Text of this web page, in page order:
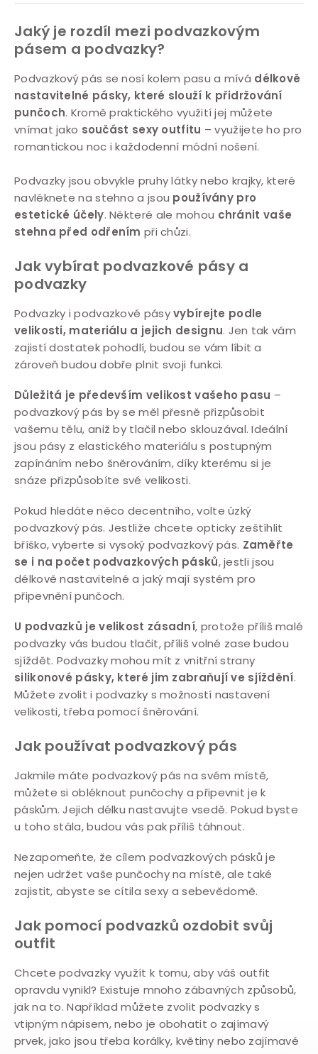
Jaký je rozdíl mezi podvazkovým
pásem a podvazky?
Podvazkový pás se nosí kolem pasu a mívá délkově
nastavitelné pásky, které slouží k přidržování
punčoch. Kromě praktického využití jej můžete
vnímat jako součást sexy outfitu – využijete ho pro
romantickou noc i každodenní módní nošení.
Podvazky jsou obvykle pruhy látky nebo krajky, které
navléknete na stehno a jsou používány pro
estetické účely. Některé ale mohou chránit vaše
stehna před odřením při chůzi.
Jak vybírat podvazkové pásy a
podvazky
Podvazky i podvazkové pásyvybírejte podle
velikosti, materiálu a jejich designu. Jen tak vám
zajistí dostatek pohodlí, budou se vám líbit a
zároveň budou dobře plnit svoji funkci.
Důležitá je především velikost vašeho pasu –
podvazkový pás by se měl přesně přizpůsobit
vašemu tělu, aniž by tlačil nebo sklouzával. Ideální
jsou pásy z elastického materiálu s postupným
zapínáním nebo šněrováním, díky kterému si je
snáze přizpůsobíte své velikosti.
Pokud hledáte něco decentního, volte úzký
podvazkový pás. Jestliže chcete opticky zeštíhlit
bříško, vyberte si vysoký podvazkový pás. Zaměřte
se i na počet podvazkových pásků, jestli jsou
délkově nastavitelné a jaký mají systém pro
připevnění punčoch.
U podvazků je velikost zásadní, protože příliš malé
podvazky vás budou tlačit, příliš volné zase budou
sjíždět. Podvazky mohou mít z vnitřní strany
silikonové pásky, které jim zabraňují ve sjíždění.
Můžete zvolit i podvazky s možností nastavení
velikosti, třeba pomocí šněrování.
Jak používat podvazkový pás
Jakmile máte podvazkový pás na svém místě,
můžete si obléknout punčochy a připevnit je k
páskům. Jejich délku nastavujte vsedě. Pokud byste
u toho stála, budou vás pak příliš táhnout.
Nezapomeňte, že cílem podvazkových pásků je
nejen udržet vaše punčochy na místě, ale také
zajistit, abyste se cítila sexy a sebevědomě.
Jak pomocí podvazků ozdobit svůj
outfit
Chcete podvazky využít k tomu, aby váš outfit
opravdu vynikl? Existuje mnoho zábavných způsobů,
jak na to. Například můžete zvolit podvazky s
vtipným nápisem, nebo je obohatit o zajímavý
prvek, jako jsou třeba korálky, květiny nebo zajímavé